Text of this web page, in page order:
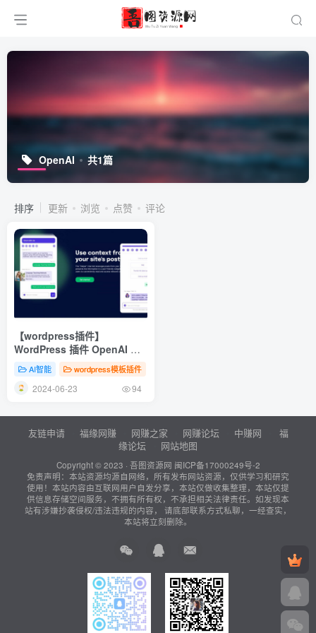
OpenAI 共1篇
排序 更新 浏览 点赞 评论
【wordpress插件】
WordPress 插件 OpenAI 聊
天机器人 – Helper助手破解版
1.0.18
AI智能 wordpress模板插件
2024-06-23 94
友链申请 福缘网赚 网赚之家 网赚论坛 中赚网
福
缘论坛
网站地图
Copyright © 2023 · 吾图资源网 闽ICP备17000249号-2
免责声明：本站资源均源自网络，所有发布网站资源，仅供学习和研究
使用！本站内容由互联网用户自发分享，本站仅做收集整理，本站仅提
供信息存储空间服务，不拥有所有权，不承担相关法律责任。如发现本
站有涉嫌抄袭侵权/违法违规的内容， 请底部联系方式私聊，一经查实，
本站将立刻删除。